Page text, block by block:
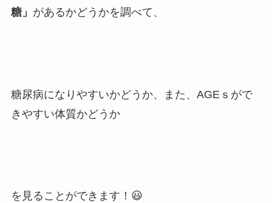
糖」 があるかどうかを調べて、
糖尿病になりやすいかどうか、また、AGEｓがで
きやすい体質かどうか
を見ることができます！😃